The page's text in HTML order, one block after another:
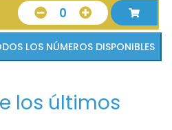
0
VER TODOS LOS NÚMEROS DISPONIBLES
los últimos